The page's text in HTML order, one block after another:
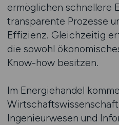
ermöglichen schnellere
transparente Prozesse
Effizienz. Gleichzeitig
die sowohl
Know-how besitzen.
Im Energiehandel
Ingenieurwesen und